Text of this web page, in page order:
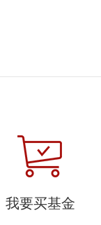
我要买基金